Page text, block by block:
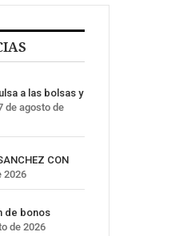
a las bolsas y
de agosto de
CON
2026
de bonos
de 2026